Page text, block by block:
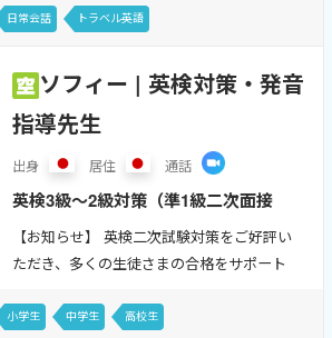
す。 ご不便をおかけいたします。
人が少ない、苦手意識がある。 アメリカに
日常会話 トラベル英語
ソフィー | 英検対策・発音
指導先生
出身 居住 通話
英検3級〜2級対策（準1級二次面接
対応）、英検ライティング・要約、
発音矯正、リスニング強化を中心に
勉強したらいいかわからない」
【お知らせ】 英検二次試験対策をご好評い
ただき、多くの生徒さまの合格をサポート
次・二次試験ともに戦略的に対応していま
小学生 中学生 高校生